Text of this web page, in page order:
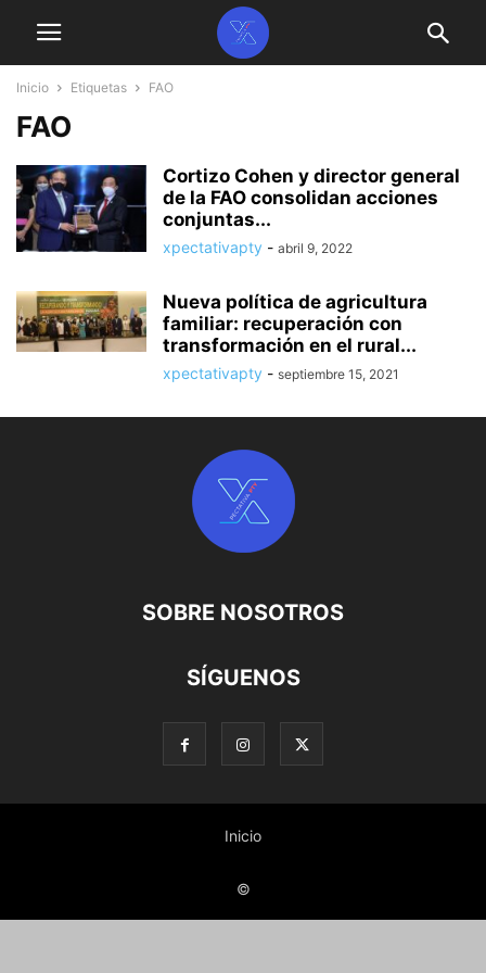
Inicio Etiquetas FAO
FAO
Cortizo Cohen y director general
de la FAO consolidan acciones
conjuntas...
xpectativapty - abril 9, 2022
Nueva política de agricultura
familiar: recuperación con
transformación en el rural...
xpectativapty - septiembre 15, 2021
SOBRE NOSOTROS
SÍGUENOS
Inicio
©